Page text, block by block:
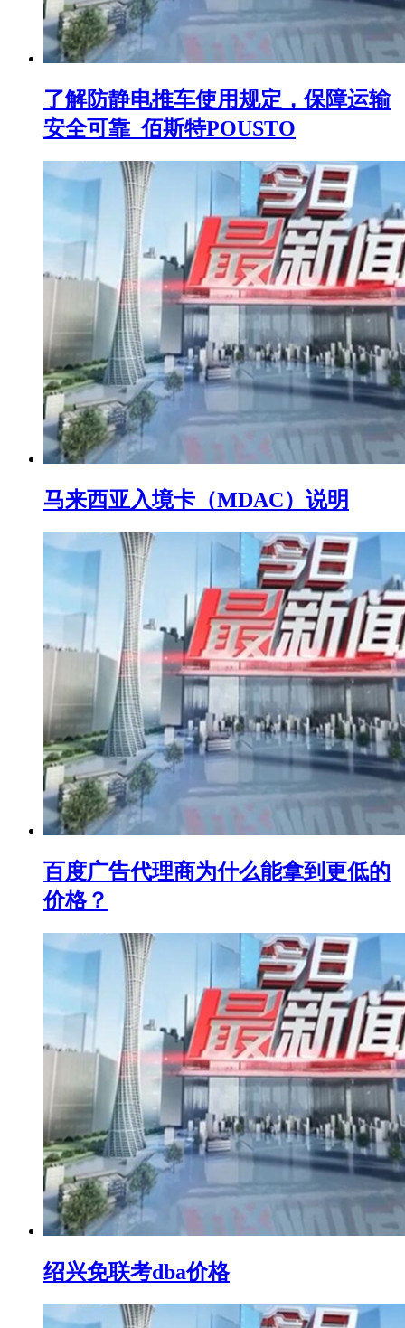
了解防静电推车使用规定，保障运输
安全可靠_佰斯特POUSTO
马来西亚入境卡（MDAC）说明
百度广告代理商为什么能拿到更低的
价格？
绍兴免联考dba价格